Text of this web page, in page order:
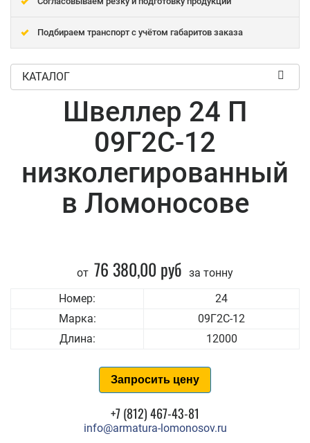
Подбираем транспорт с учётом габаритов заказа
КАТАЛОГ
Швеллер 24 П
09Г2С-12
низколегированный
в Ломоносове
от 76 380,00 руб за тонну
Номер:
24
Марка:
09Г2С-12
Длина:
12000
Запросить цену
+7 (812) 467-43-81
info@armatura-lomonosov.ru